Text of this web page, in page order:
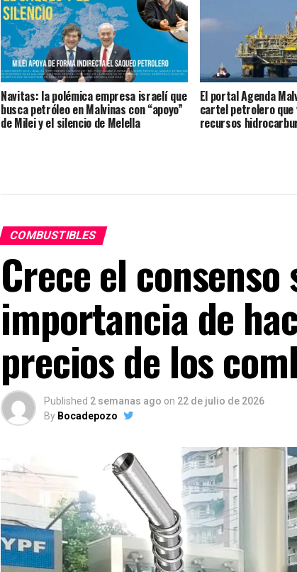
Navitas: la polémica empresa israelí que
busca petróleo en Malvinas con “apoyo”
de Milei y el silencio de Melella
El portal Agenda
cartel petrolero que
recursos
COMBUSTIBLES
Crece el consenso
importancia de
precios de los
Published 2 semanas ago on 22 de julio de 2026
By Bocadepozo